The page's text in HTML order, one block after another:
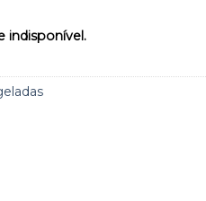
indisponível.